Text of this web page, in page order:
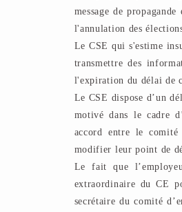
message de
l'annulation des
Le CSE qui s'estime
transmettre des
l'expiration du délai de
Le CSE dispose d’un
motivé dans le cadre
accord entre le comité
modifier leur point de
Le fait que
extraordinaire du CE
secrétaire du comité